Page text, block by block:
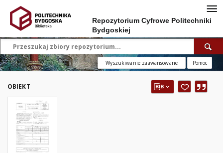
Repozytorium Cyfrowe Politechniki
Bydgoskiej
Wyszukiwanie zaawansowane Pomoc
OBIEKT